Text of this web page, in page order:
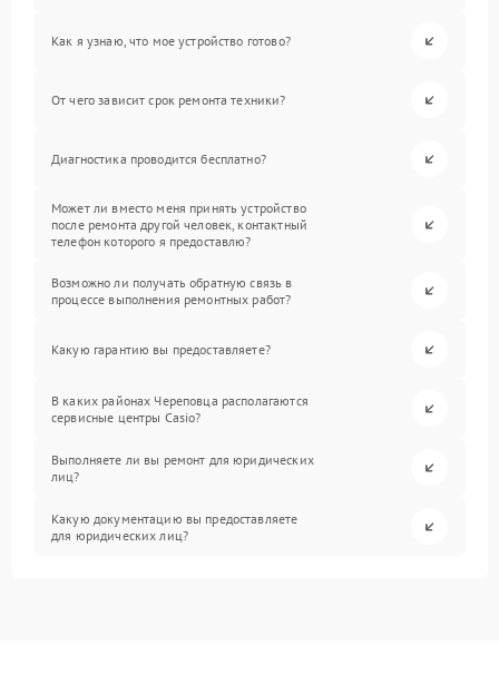
Как я узнаю, что мое устройство готово?
От чего зависит срок ремонта техники?
Диагностика проводится бесплатно?
Может ли вместо меня принять устройство
после ремонта другой человек, контактный
телефон которого я предоставлю?
Возможно ли получать обратную связь в
процессе выполнения ремонтных работ?
Какую гарантию вы предоставляете?
В каких районах Череповца располагаются
сервисные центры Casio?
Выполняете ли вы ремонт для юридических
лиц?
Какую документацию вы предоставляете
для юридических лиц?